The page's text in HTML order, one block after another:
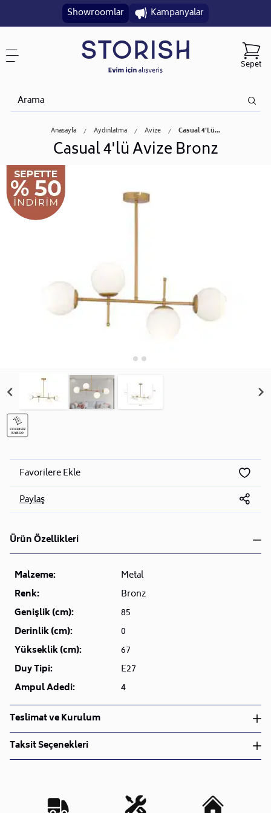
Showroomlar Kampanyalar
Sepet
Anasayfa Aydınlatma Avize Casual 4'lü...
Casual 4'lü Avize Bronz
Favorilere Ekle
Paylaş
Ürün Özellikleri
Malzeme:
Metal
Renk:
Bronz
Genişlik (cm):
85
Derinlik (cm):
0
Yükseklik (cm):
67
Duy Tipi:
E27
Ampul Adedi:
4
Teslimat ve Kurulum
Teslimat ve Kurulum
• Siparişlerinizi aldıktan sonra en kısa sürede işleme
Kargo süreçlerimizi güçlü lojistik ağımızla
Taksit Seçenekleri